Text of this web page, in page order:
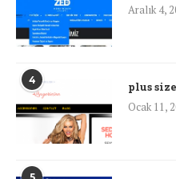
Aralık 4,
4
plus
Ocak 11,